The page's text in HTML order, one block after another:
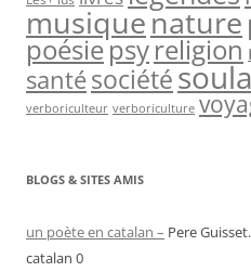
musiquenature
poésiepsyreligion
santésociété
verboriculteur verboriculture
BLOGS & SITES AMIS
un poète en catalan – Pere
catalan 0